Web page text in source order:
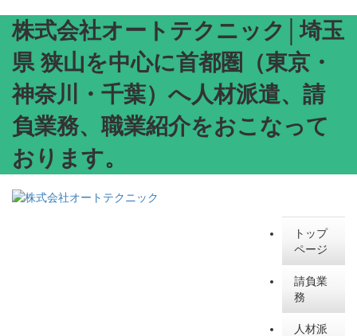
株式会社オートテクニック│埼玉
県 狭山を中心に首都圏（東京・
神奈川・千葉）へ人材派遣、請
負業務、職業紹介をおこなって
おります。
トップ
ページ
請負業
務
人材派